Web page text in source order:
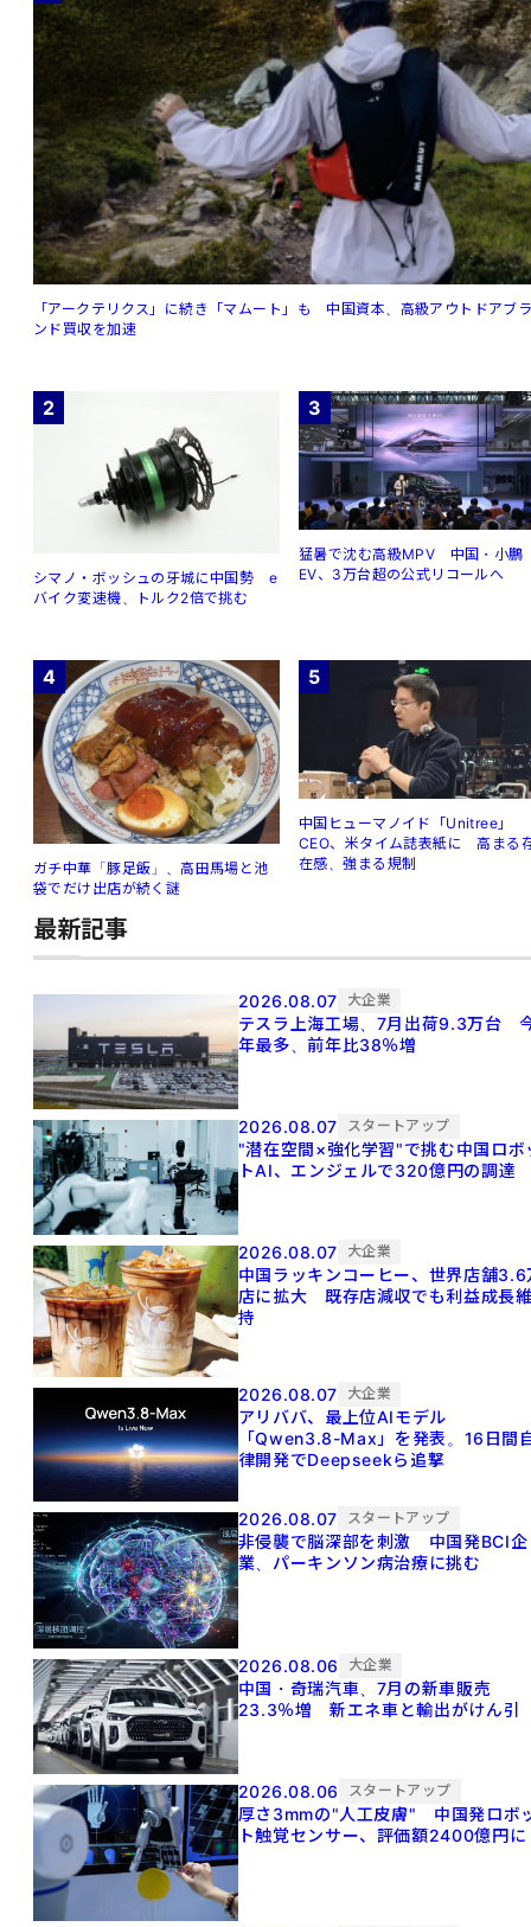
「アークテリクス」に続き「マムート」も 中国資本、高級アウトドアブ
ンド買収を加速
2
シマノ・ボッシュの牙城に中国勢 e
バイク変速機、トルク2倍で挑む
3
猛暑で沈む高級MPV 中国・小鵬
EV、3万台超の公式リコールへ
4
ガチ中華「豚足飯」、高田馬場と池
袋でだけ出店が続く謎
5
中国ヒューマノイド「Unitree」
CEO、米タイム誌表紙に 高まる
在感、強まる規制
最新記事
2026.08.07 大企業
テスラ上海工場、7月出荷9.3万台
年最多、前年比38％増
2026.08.07 スタートアップ
"潜在空間×強化学習"で挑む中国ロボ
トAI、エンジェルで320億円の調達
2026.08.07 大企業
中国ラッキンコーヒー、世界店舗3.6
店に拡大 既存店減収でも利益成長
持
2026.08.07 大企業
アリババ、最上位AIモデル
「Qwen3.8-Max」を発表。16日間
律開発でDeepseekら追撃
2026.08.07 スタートアップ
非侵襲で脳深部を刺激 中国発BCI企
業、パーキンソン病治療に挑む
2026.08.06 大企業
中国・奇瑞汽車、7月の新車販売
23.3％増 新エネ車と輸出がけん引
2026.08.06 スタートアップ
厚さ3mmの"人工皮膚" 中国発ロボ
ト触覚センサー、評価額2400億円に